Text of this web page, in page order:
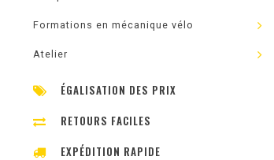
Formations en mécanique vélo
Atelier
ÉGALISATION DES PRIX
RETOURS FACILES
EXPÉDITION RAPIDE